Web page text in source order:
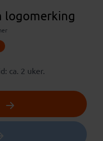
logomerking
ca. 2 uker.